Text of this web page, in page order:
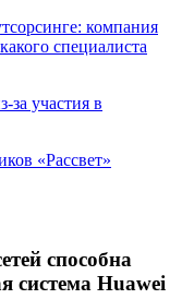
компания
специалиста
за участия в
«Рассвет»
способна
система Huawei